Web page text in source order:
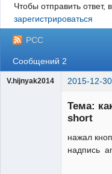
Чтобы отправить ответ,
зарегистрироваться
РСС
Сообщений 2
V.hijnyak2014 2015-12-
Тема:
short
нажал
надпись